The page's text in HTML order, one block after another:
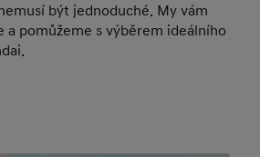
být jednoduché. My vám
a pomůžeme s výběrem ideálního